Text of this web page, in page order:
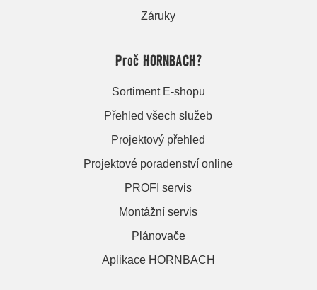
Záruky
Proč HORNBACH?
Sortiment E-shopu
Přehled všech služeb
Projektový přehled
Projektové poradenství online
PROFI servis
Montážní servis
Plánovače
Aplikace HORNBACH